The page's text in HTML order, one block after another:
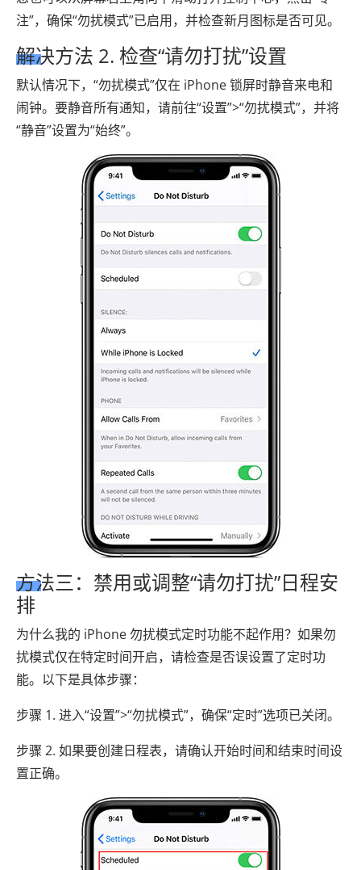
注”，确保“勿扰模式”已启用，并检查新月图标是否可见。
解决方法 2. 检查“请勿打扰”设置
默认情况下，“勿扰模式”仅在 iPhone 锁屏时静音来电和
闹钟。要静音所有通知，请前往“设置”>“勿扰模式”，并将
“静音”设置为“始终”。
方法三：禁用或调整“请勿打扰”日程安
排
为什么我的 iPhone 勿扰模式定时功能不起作用？如果勿
扰模式仅在特定时间开启，请检查是否误设置了定时功
能。以下是具体步骤：
步骤 1. 进入“设置”>“勿扰模式”，确保“定时”选项已关闭。
步骤 2. 如果要创建日程表，请确认开始时间和结束时间设
置正确。